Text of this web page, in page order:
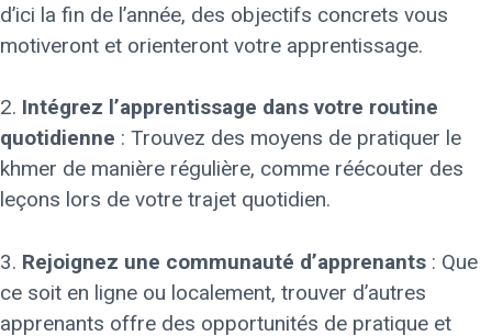
d’ici la fin de l’année, des objectifs concrets vous
motiveront et orienteront votre apprentissage.
2. Intégrez l’apprentissage dans votre routine
quotidienne : Trouvez des moyens de pratiquer le
khmer de manière régulière, comme réécouter des
leçons lors de votre trajet quotidien.
3. Rejoignez une communauté d’apprenants : Que
ce soit en ligne ou localement, trouver d’autres
apprenants offre des opportunités de pratique et